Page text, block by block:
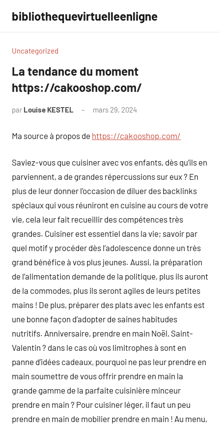
contenu
bibliothequevirtuelleenligne
Uncategorized
La tendance du moment
https://cakooshop.com/
par Louise KESTEL mars 29, 2024
Ma source à propos de https://cakooshop.com/
Saviez-vous que cuisiner avec vos enfants, dès qu’ils en
parviennent, a de grandes répercussions sur eux ? En
plus de leur donner l’occasion de diluer des backlinks
spéciaux qui vous réuniront en cuisine au cours de votre
vie, cela leur fait recueillir des compétences très
grandes. Cuisiner est essentiel dans la vie; savoir par
quel motif y procéder dès l’adolescence donne un très
grand bénéfice à vos plus jeunes. Aussi, la préparation
de l’alimentation demande de la politique, plus ils auront
de la commodes, plus ils seront agiles de leurs petites
mains ! De plus, préparer des plats avec les enfants est
une bonne façon d’adopter de saines habitudes
nutritifs. Anniversaire, prendre en main Noël, Saint-
Valentin ? dans le cas où vos limitrophes à sont en
panne d’idées cadeaux, pourquoi ne pas leur prendre en
main soumettre de vous offrir prendre en main la
grande gamme de la parfaite cuisinière minceur
prendre en main ? Pour cuisiner léger, il faut un peu
prendre en main de mobilier prendre en main ! Au menu,